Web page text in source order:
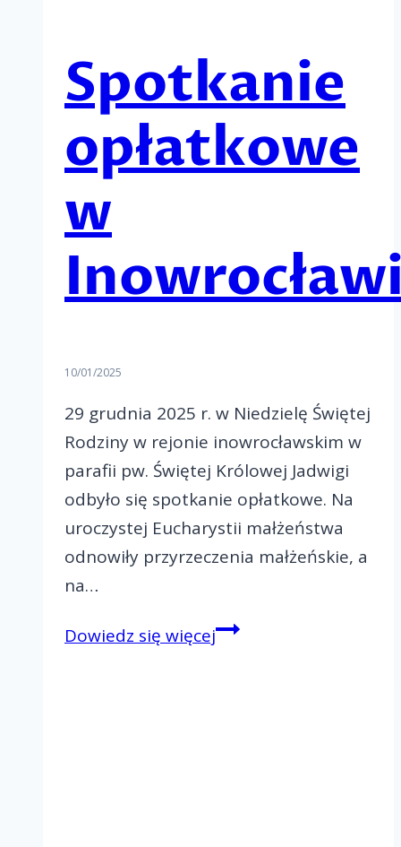
Spotkanie
opłatkowe
w
10/01/2025
29 grudnia 2025 r. w Niedzielę Świętej
Rodziny w rejonie inowrocławskim w
parafii pw. Świętej Królowej Jadwigi
odbyło się spotkanie opłatkowe. Na
uroczystej Eucharystii małżeństwa
odnowiły przyrzeczenia małżeńskie, a
na…
Dowiedz się więcejSpotkanie